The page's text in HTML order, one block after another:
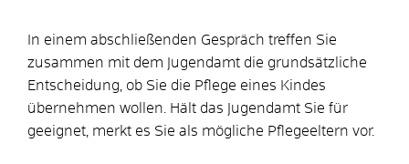
In einem abschließenden Gespräch treffen Sie
zusammen mit dem Jugendamt die grundsätzliche
Entscheidung, ob Sie die Pflege eines Kindes
übernehmen wollen. Hält das Jugendamt Sie für
geeignet, merkt es Sie als mögliche Pflegeeltern vor.